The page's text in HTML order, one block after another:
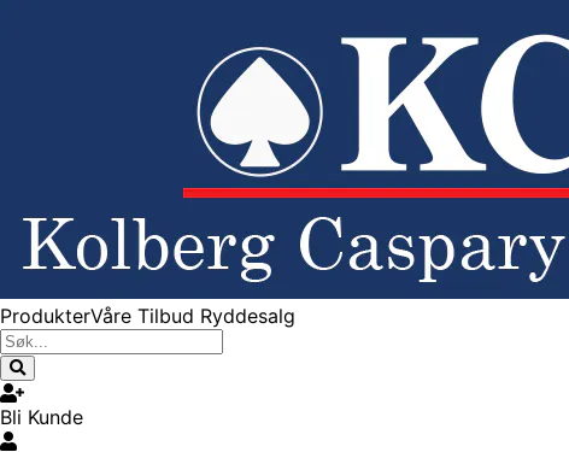
ProdukterVåre Tilbud Ryddesalg
Bli Kunde